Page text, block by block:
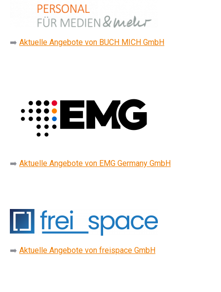
➡️ Aktuelle Angebote von BUCH MICH GmbH
➡️ Aktuelle Angebote von EMG Germany GmbH
➡️ Aktuelle Angebote von freispace GmbH